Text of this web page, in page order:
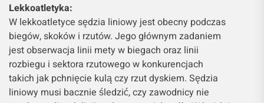
Lekkoatletyka:
W lekkoatletyce sędzia liniowy jest obecny podczas
biegów, skoków i rzutów. Jego głównym zadaniem
jest obserwacja linii mety w biegach oraz linii
rozbiegu i sektora rzutowego w konkurencjach
takich jak pchnięcie kulą czy rzut dyskiem. Sędzia
liniowy musi bacznie śledzić, czy zawodnicy nie